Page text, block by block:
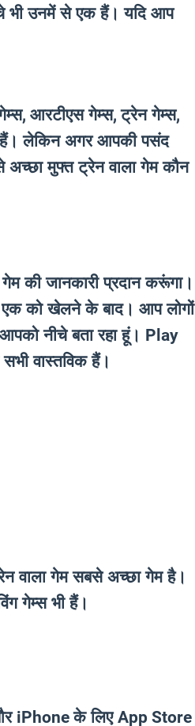
उनमें से एक हैं। यदि आप
, आरटीएस गेम्स,ट्रेन गेम्स,
हैं। लेकिन अगर आपकी पसंद
मुफ्त ट्रेन वाला गेम कौन
की जानकारी प्रदान करूंगा।
को खेलने के बाद। आप लोगों
नीचे बता रहा हूं। Play
वास्तविक हैं।
वाला गेम सबसे अच्छा गेम है।
गेम्स भी हैं।
iPhoneके लिएApp Store